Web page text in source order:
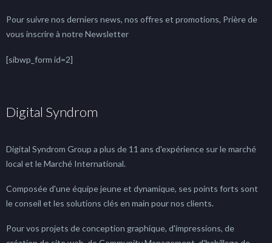
Pour suivre nos derniers news, nos offres et promotions, Prière de
vous inscrire à notre Newsletter
[sibwp_form id=2]
Digital Syndrom
Digital Syndrom Group a plus de 11 ans d'expérience sur le marché
local et le Marché International.
Composée d'une équipe jeune et dynamique, ses points forts sont
le conseil et les solutions clés en main pour nos clients.
Pour vos projets de conception graphique, d'impressions, de